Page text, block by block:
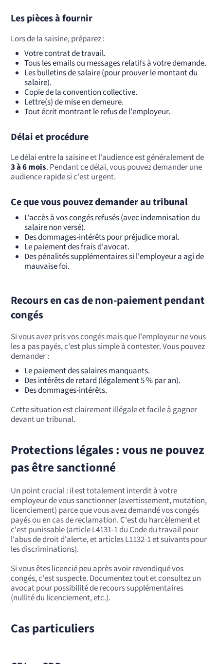
Les pièces à fournir
Lors de la saisine, préparez :
Votre contrat de travail.
Tous les emails ou messages relatifs à votre demande.
Les bulletins de salaire (pour prouver le montant du
salaire).
Copie de la convention collective.
Lettre(s) de mise en demeure.
Tout écrit montrant le refus de l'employeur.
Délai et procédure
Le délai entre la saisine et l'audience est généralement de
3 à 6 mois. Pendant ce délai, vous pouvez demander une
audience rapide si c'est urgent.
Ce que vous pouvez demander au tribunal
L'accès à vos congés refusés (avec indemnisation du
salaire non versé).
Des dommages-intérêts pour préjudice moral.
Le paiement des frais d'avocat.
Des pénalités supplémentaires si l'employeur a agi de
mauvaise foi.
Recours en cas de non-paiement pendant
congés
Si vous avez pris vos congés mais que l'employeur ne vous
les a pas payés, c'est plus simple à contester. Vous pouvez
demander :
Le paiement des salaires manquants.
Des intérêts de retard (légalement 5 % par an).
Des dommages-intérêts.
Cette situation est clairement illégale et facile à gagner
devant un tribunal.
Protections légales : vous ne pouvez
pas être sanctionné
Un point crucial : il est totalement interdit à votre
employeur de vous sanctionner (avertissement, mutation,
licenciement) parce que vous avez demandé vos congés
payés ou en cas de reclamation. C'est du harcèlement et
c'est punissable (article L4131-1 du Code du travail pour
l'abus de droit d'alerte, et articles L1132-1 et suivants pour
les discriminations).
Si vous êtes licencié peu après avoir revendiqué vos
congés, c'est suspecte. Documentez tout et consultez un
avocat pour possibilité de recours supplémentaires
(nullité du licenciement, etc.).
Cas particuliers